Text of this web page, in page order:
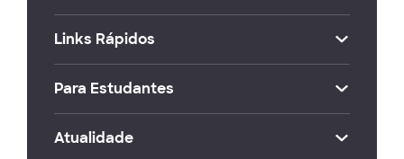
Links Rápidos
Para Estudantes
Atualidade